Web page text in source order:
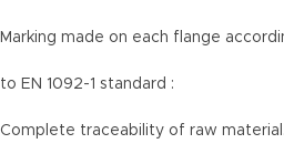
Marking made on each flange
to EN 1092-1 standard :
Complete traceability of raw material.